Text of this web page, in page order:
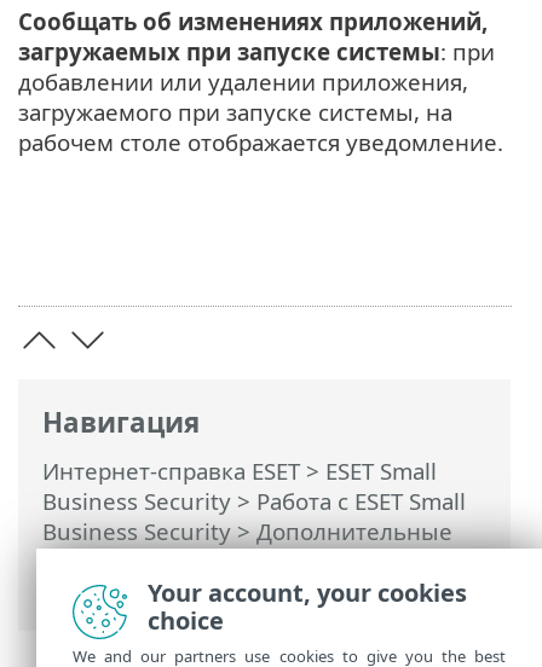
Навигация
Интернет-справка ESET> ESET Small
Business Security > Работа с ESET Small
Business Security>Дополнительные
HIPS> Расширенные параметры HIPS
Сообщать об изменениях приложений,
загружаемых при запуске системы: при
добавлении или удалении приложения,
загружаемого при запуске системы, на
рабочем столе отображается уведомление.
Your account, your cookies
choice
We and our partners use cookies to give you the best